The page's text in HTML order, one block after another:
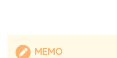
MEMO